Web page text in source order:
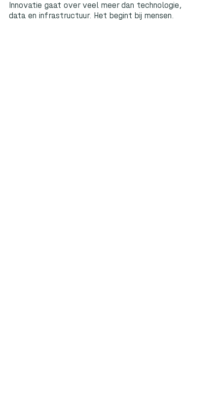
Innovatie gaat over veel meer dan technologie,
data en infrastructuur. Het begint bij mensen.